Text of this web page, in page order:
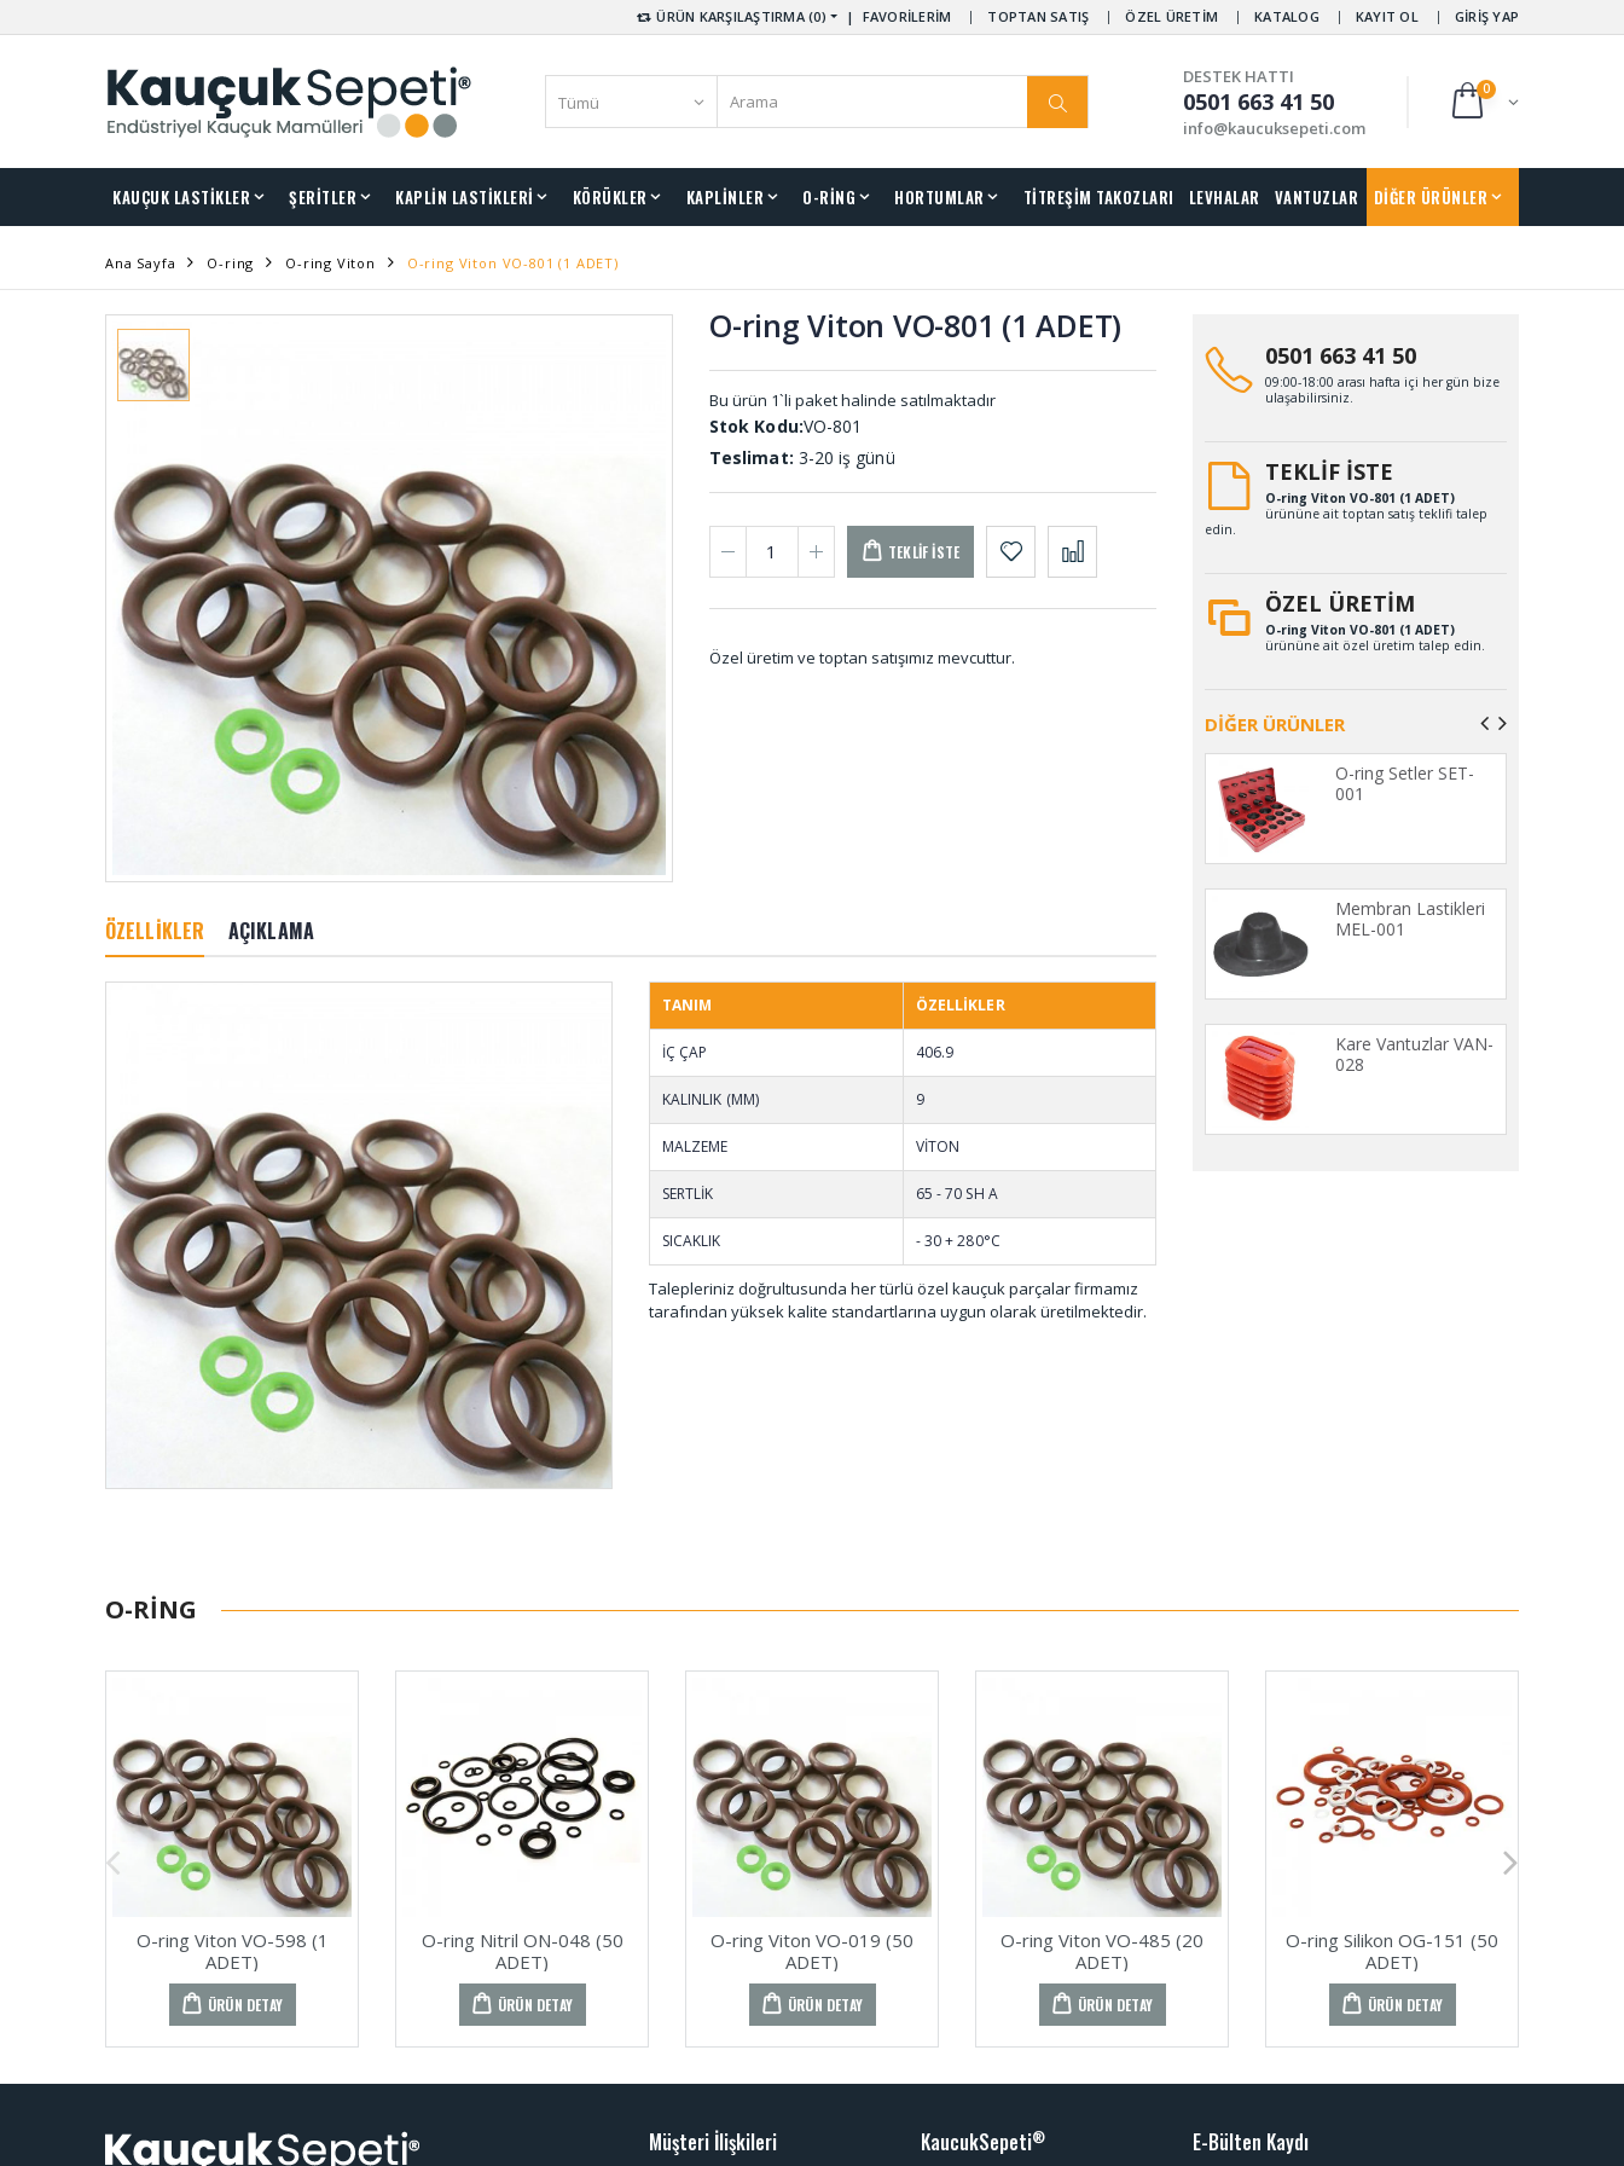
ÜRÜN KARŞILAŞTIRMA (0) | FAVORİLERİM TOPTAN SATIŞ ÖZEL ÜRETİM KATALOG KAYIT OL GİRİŞ YAP
DESTEK HATTI
0501 663 41 50
info@kaucuksepeti.com
0
KAUÇUK LASTİKLER ŞERİTLER KAPLİN LASTİKLERİ KÖRÜKLER KAPLİNLER O-RİNG HORTUMLAR TİTREŞİM TAKOZLARI LEVHALAR VANTUZLAR DİĞER ÜRÜNLER
Ana Sayfa O-ring O-ring Viton O-ring Viton VO-801 (1 ADET)
O-ring Viton VO-801 (1 ADET)
Bu ürün 1`li paket halinde satılmaktadır
Stok Kodu:VO-801
Teslimat: 3-20 iş günü
TEKLIF İSTE
Özel üretim ve toptan satışımız mevcuttur.
ÖZELLİKLER AÇIKLAMA
TANIM ÖZELLİKLER
İÇ ÇAP 406.9
KALINLIK (MM) 9
MALZEME VİTON
SERTLİK 65 - 70 SH A
SICAKLIK - 30 + 280°C
Talepleriniz doğrultusunda her türlü özel kauçuk parçalar firmamız
tarafından yüksek kalite standartlarına uygun olarak üretilmektedir.
0501 663 41 50
09:00-18:00 arası hafta içi her gün bize
ulaşabilirsiniz.
TEKLİF İSTE
O-ring Viton VO-801 (1 ADET)
ürününe ait toptan satış teklifi talep
edin.
ÖZEL ÜRETİM
O-ring Viton VO-801 (1 ADET)
ürününe ait özel üretim talep edin.
DİĞER ÜRÜNLER
O-ring Setler SET-
001
Membran Lastikleri
MEL-001
Kare Vantuzlar VAN-
028
O-RING
O-ring Viton VO-598 (1
ADET)
ÜRÜN DETAY
O-ring Nitril ON-048 (50
ADET)
ÜRÜN DETAY
O-ring Viton VO-019 (50
ADET)
ÜRÜN DETAY
O-ring Viton VO-485 (20
ADET)
ÜRÜN DETAY
O-ring Silikon OG-151 (50
ADET)
ÜRÜN DETAY
Müşteri İlişkileri KaucukSepeti® E-Bülten Kaydı